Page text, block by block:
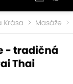
Krása Masáže
- tradičná
Thai